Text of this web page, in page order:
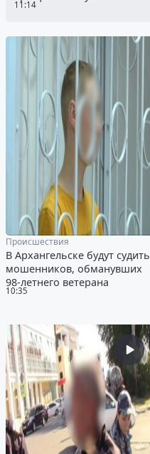
11:14
10:35
Происшествия
В Архангельске будут судить
мошенников, обманувших
98-летнего ветерана